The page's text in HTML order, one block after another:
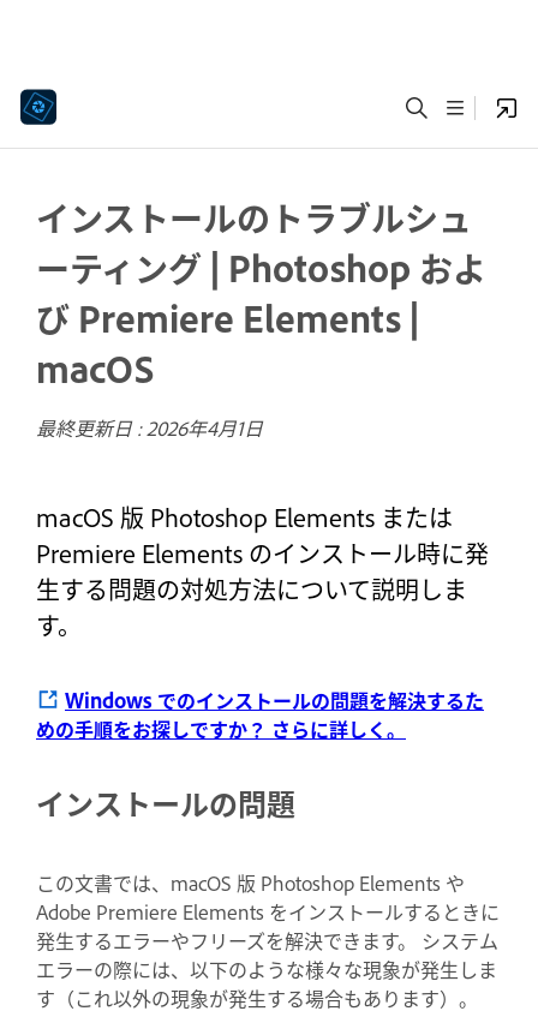
インストールのトラブルシュ
ーティング | Photoshop およ
び Premiere Elements |
macOS
最終更新日 :2026年4月1日
macOS 版 Photoshop Elements または
Premiere Elements のインストール時に発
生する問題の対処方法について説明しま
す。
Windows でのインストールの問題を解決するた
めの手順をお探しですか？ さらに詳しく。
インストールの問題
この文書では、macOS 版 Photoshop Elements や
Adobe Premiere Elements をインストールするときに
発生するエラーやフリーズを解決できます。 システム
エラーの際には、以下のような様々な現象が発生しま
す（これ以外の現象が発生する場合もあります）。